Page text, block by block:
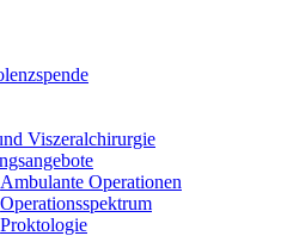
Viszeralchirurgie
Ambulante Operationen
Operationsspektrum
Proktologie